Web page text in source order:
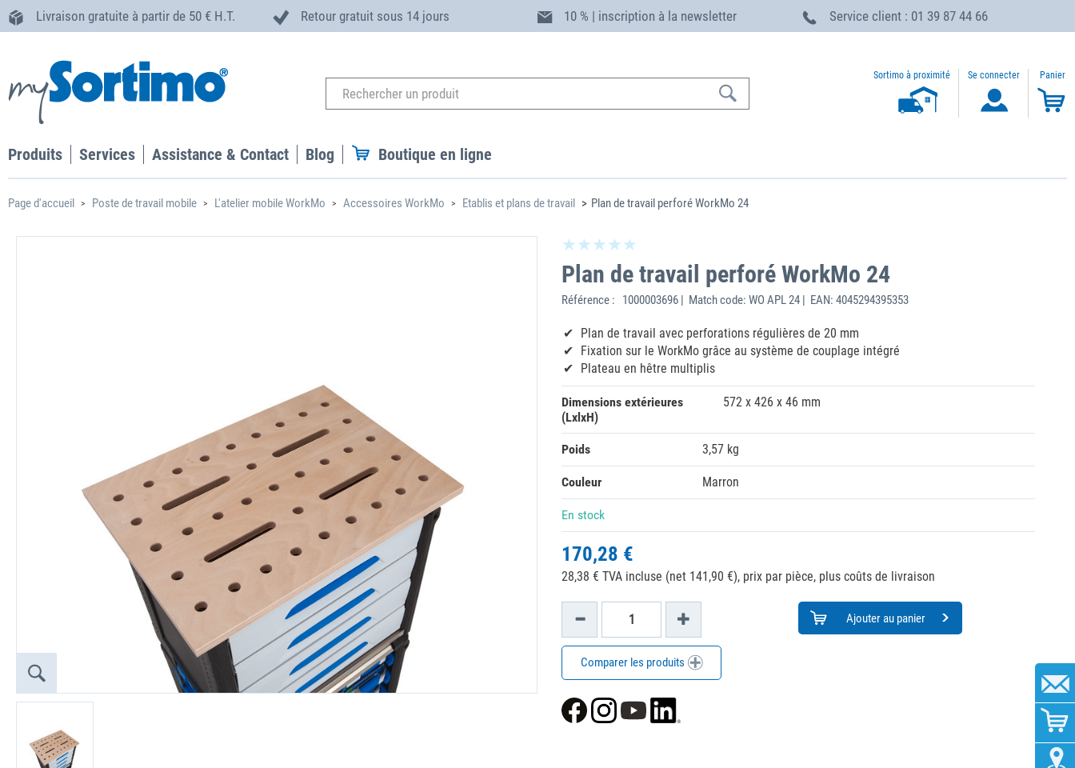
Livraison gratuite à partir de 50 € H.T. Retour gratuit sous 14 jours 10 % | inscription à la newsletter Service client : 01 39 87 44 66
Sortimo à proximité Se connecter Panier
Produits Services Assistance & Contact Blog Boutique en ligne
Page d'accueil Poste de travail mobile L'atelier mobile WorkMo Accessoires WorkMo Etablis et plans de travail Plan de travail perforé WorkMo 24
Plan de travail perforé WorkMo 24
Référence : 1000003696 | Match code: WO APL 24 | EAN: 4045294395353
Plan de travail avec perforations régulières de 20 mm
Fixation sur le WorkMo grâce au système de couplage intégré
Plateau en hêtre multiplis
Dimensions extérieures
(LxlxH)
572 x 426 x 46 mm
Poids 3,57 kg
Couleur Marron
En stock
170,28 €
28,38 € TVA incluse (net 141,90 €), prix par pièce, plus coûts de livraison
Ajouter au panier
Comparer les produits